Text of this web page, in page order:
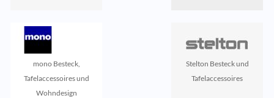
mono Besteck,
Tafelaccessoires und
Wohndesign
Stelton Besteck und
Tafelaccessoires